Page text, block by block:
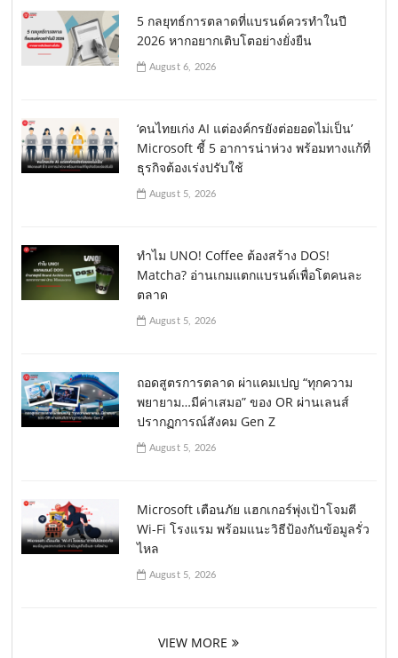
5 กลยุทธ์การตลาดที่แบรนด์ควรทำในปี
2026 หากอยากเติบโตอย่างยั่งยืน
August 6, 2026
‘คนไทยเก่ง AI แต่องค์กรยังต่อยอดไม่เป็น’
Microsoft ชี้ 5 อาการน่าห่วง พร้อมทางแก้ที่
ธุรกิจต้องเร่งปรับใช้
August 5, 2026
ทำไม UNO! Coffee ต้องสร้าง DOS!
Matcha? อ่านเกมแตกแบรนด์เพื่อโตคนละ
ตลาด
August 5, 2026
ถอดสูตรการตลาด ผ่าแคมเปญ “ทุกความ
พยายาม…มีค่าเสมอ” ของ OR ผ่านเลนส์
ปรากฏการณ์สังคม Gen Z
August 5, 2026
Microsoft เตือนภัย แฮกเกอร์พุ่งเป้าโจมตี
Wi-Fi โรงแรม พร้อมแนะวิธีป้องกันข้อมูลรั่ว
ไหล
August 5, 2026
VIEW MORE